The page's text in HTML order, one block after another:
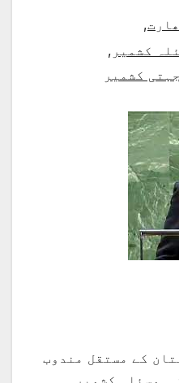
,
کشمیر ,
کشمیر
کے مستقل مندوب